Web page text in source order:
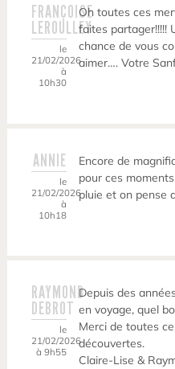
FRANÇOISE
LEROULLEY
le
21/02/2026
à
10h30
Oh toutes ces
faites partager!!!!!
chance de vous
aimer…. Votre
ANNIE
le
21/02/2026
à
10h18
Encore de
pour ces
pluie et on pense
RAYMOND
DEBROT
le
21/02/2026
à 9h55
Depuis des
en voyage, quel
Merci de toutes
découvertes.
Claire-Lise &